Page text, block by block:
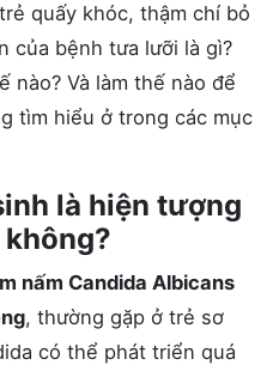
quấy khóc, thậm chí bỏ
của bệnh tưa lưỡi là gì?
nào? Và làm thế nào để
tìm hiểu ở trong các mục
là hiện tượng
nấm Candida Albicans
, thường gặp ở trẻ sơ
có thể phát triển quá